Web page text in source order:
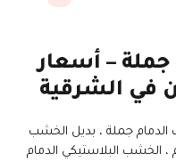
– أسعار
في الشرقية
جملة ، بديل الخشب
الخشب البلاستيكي الدمام